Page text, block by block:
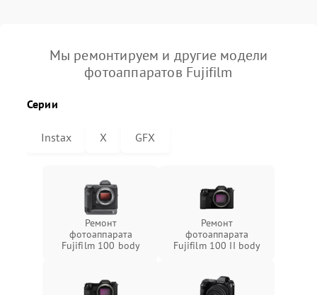
Мы ремонтируем и другие модели
фотоаппаратов Fujifilm
Серии
Instax X GFX
Ремонт
фотоаппарата
Fujifilm 100 body
Ремонт
фотоаппарата
Fujifilm 100 II body